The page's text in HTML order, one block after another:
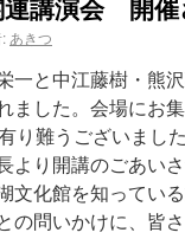
連講演会 開
あきつ
一と中江藤樹・熊
ました 。会場にお
り難うございました
より開講のごあい
文化館を知ってい
の問いかけに、皆